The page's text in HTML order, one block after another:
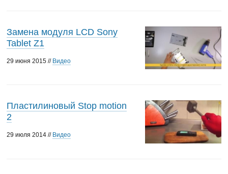
Замена модуля LCD Sony
Tablet Z1
29 июня 2015 // Видео
Пластилиновый Stop motion
2
29 июля 2014 // Видео